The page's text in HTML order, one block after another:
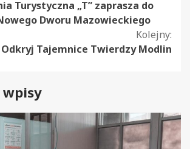
Turystyczna „T” zaprasza do
Dworu Mazowieckiego
Kolejny:
Odkryj Tajemnice Twierdzy Modlin
wpisy